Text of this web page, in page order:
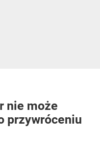
nie może
przywróceniu